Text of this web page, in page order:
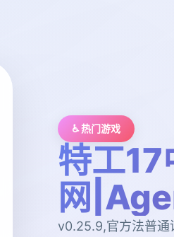
♿ 热门游戏
特工17
网
v0.25.9,官方法普通